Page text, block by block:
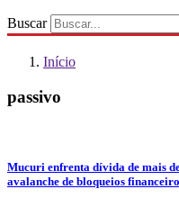
Buscar
Início
passivo
Mucuri enfrenta dívida de mais
avalanche de bloqueios